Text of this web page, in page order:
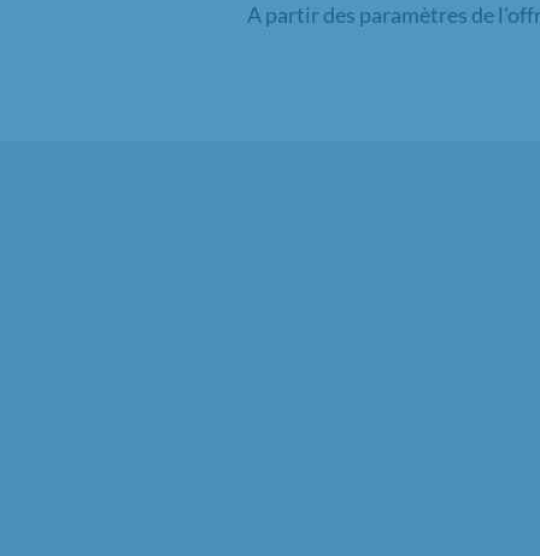
A partir des paramètres de